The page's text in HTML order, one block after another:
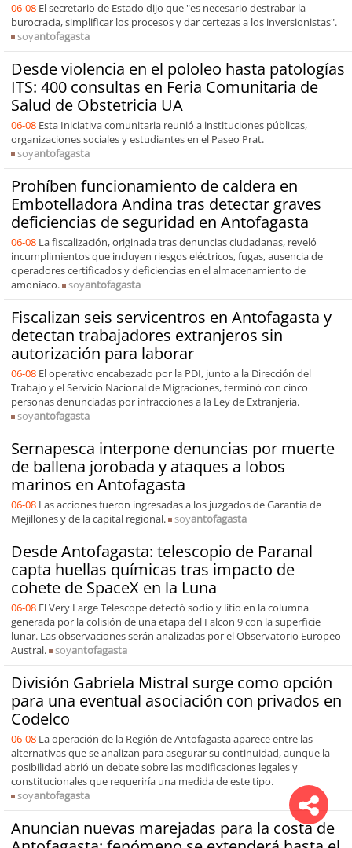
06-08 El secretario de Estado dijo que "es necesario destrabar la
burocracia, simplificar los procesos y dar certezas a los inversionistas".
soyantofagasta
Desde violencia en el pololeo hasta patologías
ITS: 400 consultas en Feria Comunitaria de
Salud de Obstetricia UA
06-08 Esta Iniciativa comunitaria reunió a instituciones públicas,
organizaciones sociales y estudiantes en el Paseo Prat.
soyantofagasta
Prohíben funcionamiento de caldera en
Embotelladora Andina tras detectar graves
deficiencias de seguridad en Antofagasta
06-08 La fiscalización, originada tras denuncias ciudadanas, reveló
incumplimientos que incluyen riesgos eléctricos, fugas, ausencia de
operadores certificados y deficiencias en el almacenamiento de
amoníaco.
soyantofagasta
Fiscalizan seis servicentros en Antofagasta y
detectan trabajadores extranjeros sin
autorización para laborar
06-08 El operativo encabezado por la PDI, junto a la Dirección del
Trabajo y el Servicio Nacional de Migraciones, terminó con cinco
personas denunciadas por infracciones a la Ley de Extranjería.
soyantofagasta
Sernapesca interpone denuncias por muerte
de ballena jorobada y ataques a lobos
marinos en Antofagasta
06-08 Las acciones fueron ingresadas a los juzgados de Garantía de
Mejillones y de la capital regional.
soyantofagasta
Desde Antofagasta: telescopio de Paranal
capta huellas químicas tras impacto de
cohete de SpaceX en la Luna
06-08 El Very Large Telescope detectó sodio y litio en la columna
generada por la colisión de una etapa del Falcon 9 con la superficie
lunar. Las observaciones serán analizadas por el Observatorio Europeo
Austral.
soyantofagasta
División Gabriela Mistral surge como opción
para una eventual asociación con privados en
Codelco
06-08 La operación de la Región de Antofagasta aparece entre las
alternativas que se analizan para asegurar su continuidad, aunque la
posibilidad abrió un debate sobre las modificaciones legales y
constitucionales que requeriría una medida de este tipo.
soyantofagasta
Anuncian nuevas marejadas para la costa de